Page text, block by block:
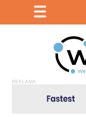
REKLAMA